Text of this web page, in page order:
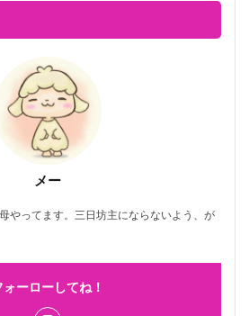
メー
やってます。三日坊主にならないよう、が
ォーローしてね！